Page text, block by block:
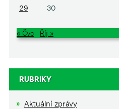
29
30
« Čvc Říj »
RUBRIKY
Aktuální zprávy